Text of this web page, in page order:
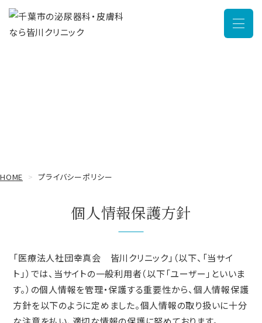
HOME プライバシーポリシー
個人情報保護方針
「医療法人社団幸真会 皆川クリニック」（以下、「当サイ
ト」）では、当サイトの一般利用者（以下「ユーザー」といいま
す。）の個人情報を管理・保護する重要性から、個人情報保護
方針を以下のように定めました。個人情報の取り扱いに十分
メニ